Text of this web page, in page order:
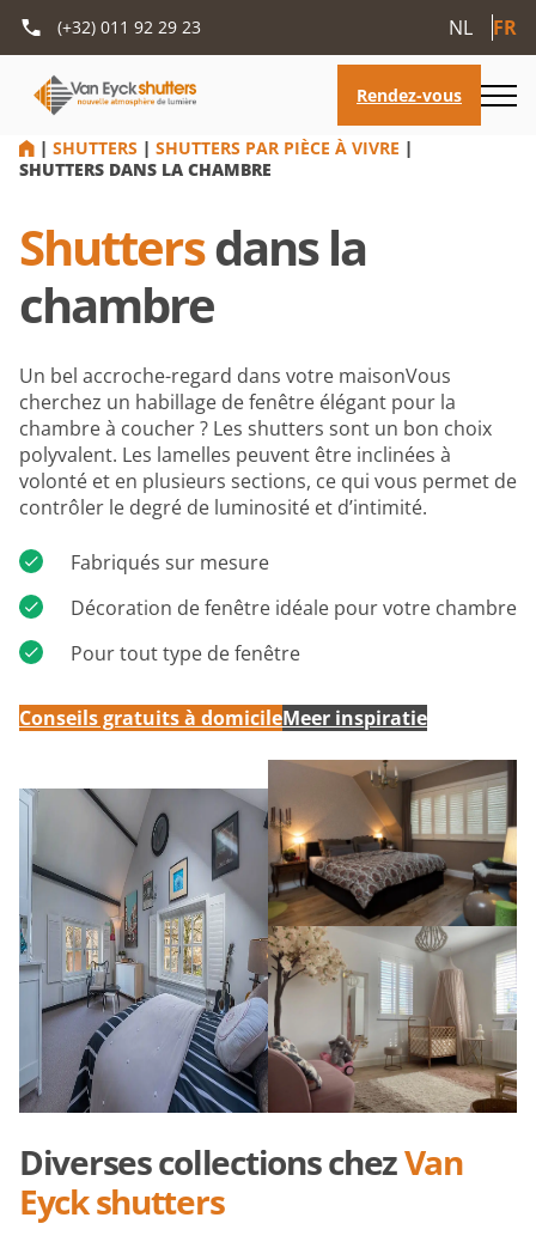
(+32) 011 92 29 23 NL FR
HOME
| SHUTTERS | SHUTTERS PAR PIÈCE À VIVRE |
SHUTTERS DANS LA CHAMBRE
Shuttersdans la
chambre
Un bel accroche-regard dans votre maisonVous
cherchez un habillage de fenêtre élégant pour la
chambre à coucher ? Les shutters sont un bon choix
polyvalent. Les lamelles peuvent être inclinées à
volonté et en plusieurs sections, ce qui vous permet de
contrôler le degré de luminosité et d’intimité.
Fabriqués sur mesure
Décoration de fenêtre idéale pour votre chambre
Pour tout type de fenêtre
Conseils gratuits à domicileMeer inspiratie
Diverses collections chezVan
Eyck shutters